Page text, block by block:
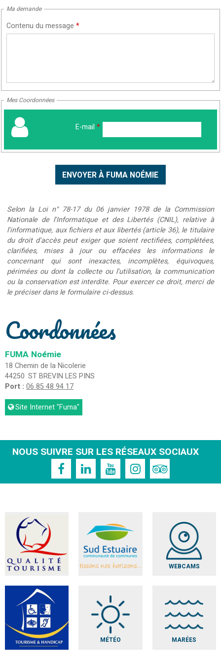
Ma demande
Contenu du message *
Mes Coordonnées
E-mail *
Selon la Loi n° 78-17 du 06 janvier 1978 de la Commission
Nationale de l'Informatique et des Libertés (CNIL), relative à
l'informatique, aux fichiers et aux libertés (article 36), le titulaire
du droit d'accès peut exiger que soient rectifiées, complétées,
clarifiées, mises à jour ou effacées les informations le
concernant qui sont inexactes, incomplètes, équivoques,
périmées ou dont la collecte ou l'utilisation, la communication
ou la conservation est interdite. Pour exercer ce droit, merci de
le préciser dans le formulaire ci-dessus.
Coordonnées
FUMA Noémie
18 Chemin de la Nicolerie
44250 ST BREVIN LES PINS
Port : 06 85 48 94 17
Site Internet"Fuma"
NOUS SUIVRE SUR LES RÉSEAUX SOCIAUX
WEBCAMS
MÉTÉO MARÉES